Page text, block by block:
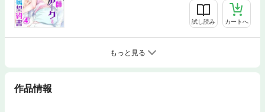
試し読み カートへ
もっと見る
作品情報